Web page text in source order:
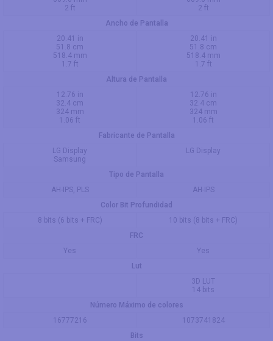
2 ft
2 ft
Ancho de Pantalla
20.41 in
51.8 cm
518.4 mm
1.7 ft
20.41 in
51.8 cm
518.4 mm
1.7 ft
Altura de Pantalla
12.76 in
32.4 cm
324 mm
1.06 ft
12.76 in
32.4 cm
324 mm
1.06 ft
Fabricante de Pantalla
LG Display
Samsung
LG Display
Tipo de Pantalla
AH-IPS, PLS
AH-IPS
Color Bit Profundidad
8 bits (6 bits + FRC)
10 bits (8 bits + FRC)
FRC
Yes
Yes
Lut
3D LUT
14 bits
Número Máximo de colores
16777216
1073741824
Bits